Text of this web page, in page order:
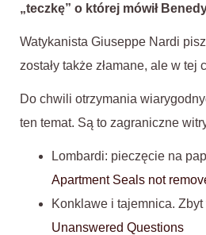
„teczkę” o której mówił
Watykanista Giuseppe Nardi
zostały także złamane, ale w
Do chwili otrzymania
ten temat. Są to zagraniczne
Lombardi: pieczęcie na
Apartment Seals not
Konklawe i tajemnica.
Unanswered Questions